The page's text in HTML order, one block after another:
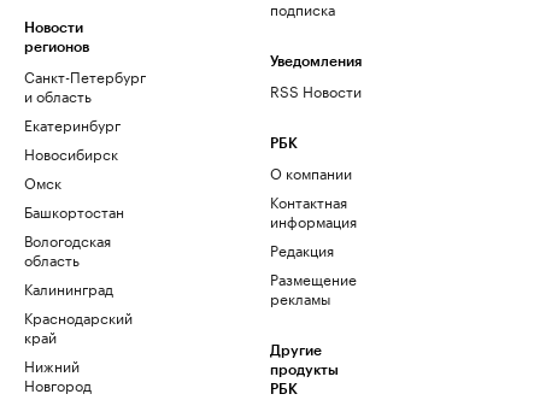
Новости
регионов
Санкт-Петербург
и область
Екатеринбург
Новосибирск
Омск
Башкортостан
Вологодская
область
Калининград
Краснодарский
край
Нижний
Новгород
подписка
Уведомления
RSS Новости
РБК
О компании
Контактная
информация
Редакция
Размещение
рекламы
Другие
продукты
РБК